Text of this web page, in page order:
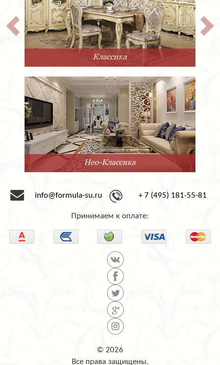
Прованс
Минимализм
info@formula-su.ru + 7 (495) 181-55-81
Принимаем к оплате:
© 2026
Все права защищены.